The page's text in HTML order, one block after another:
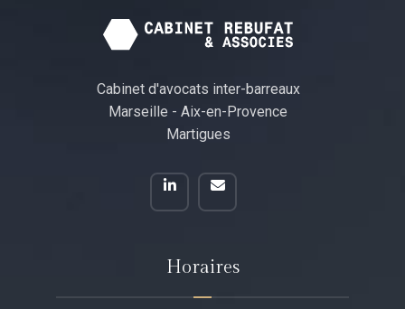
Cabinet d'avocats inter-barreaux
Marseille - Aix-en-Provence
Martigues
Horaires